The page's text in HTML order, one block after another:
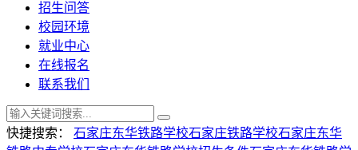
招生问答
校园环境
就业中心
在线报名
联系我们
快捷搜索： 石家庄东华铁路学校石家庄铁路学校石家庄东华